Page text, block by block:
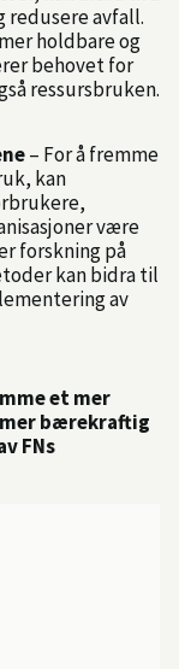
redusere avfall.
holdbare og
behovet for
ressursbruken.
– For å fremme
kan
være
forskning på
kan bidra til
av
et mer
bærekraftig
FNs